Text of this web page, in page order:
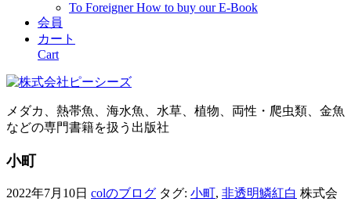
To Foreigner How to buy our E-Book
会員
カート
Cart
メダカ、熱帯魚、海水魚、水草、植物、両性・爬虫類、金魚
などの専門書籍を扱う出版社
小町
2022年7月10日 colのブログ タグ: 小町, 非透明鱗紅白 株式会